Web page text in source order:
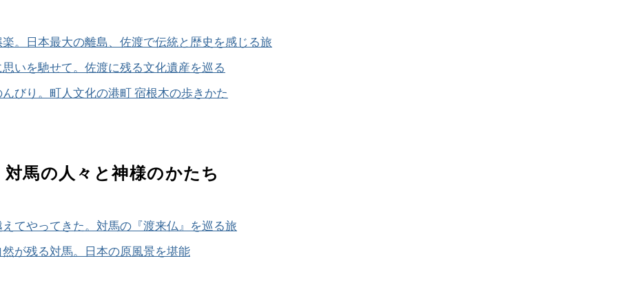
。日本最大の離島、佐渡で伝統と歴史を感じる旅
いを馳せて。佐渡に残る文化遺産を巡る
びり。町人文化の港町 宿根木の歩きかた
対馬の人々と神様のかたち
てやってきた。対馬の『渡来仏』を巡る旅
が残る対馬。日本の原風景を堪能